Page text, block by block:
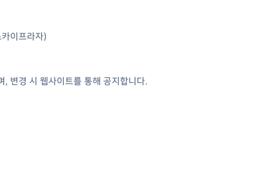
이프라자)
, 변경 시 웹사이트를 통해 공지합니다.